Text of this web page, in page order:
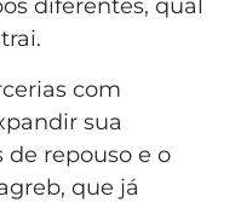
diferentes, qual
com
sua
de repouso e o
que já